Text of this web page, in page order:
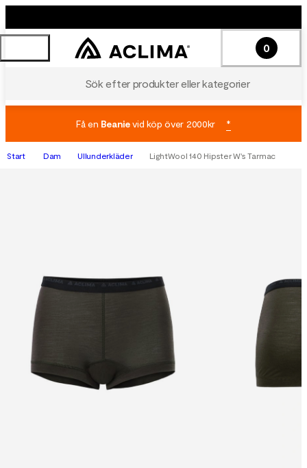
Sök efter produkter eller kategorier
0
Få en Beanievid köp över 2000kr *
Start Dam Ullunderkläder LightWool 140 Hipster W's Tarmac